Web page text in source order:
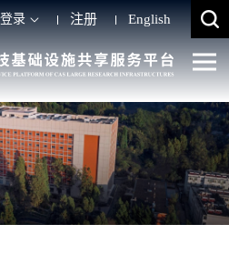
登录 注册 English